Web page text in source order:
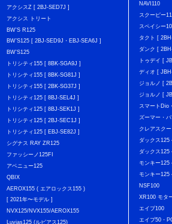
アクシスZ [ 2BJ-SED7J ]
アクシス トリート
BW'S R125
BW’S125 [ 2BJ-SED9J・EBJ-SEA6J ]
BW'S125
トリシティ155 [ 8BK-SGA9J ]
トリシティ155 [ 8BK-SG81J ]
トリシティ155 [ 2BK-SG37J ]
トリシティ125 [ 8BJ-SEL4J ]
トリシティ125 [ 8BJ-SEK1J ]
トリシティ125 [ 2BJ-SEC1J ]
トリシティ125 [ EBJ-SE82J ]
シグナス RAY ZR125
ファッシーノ125FI
アベニュー125
QBIX
AEROX155 ( エアロックス155 )
[ 2021年〜モデル ]
NVX125/NVX155/AEROX155
Luvias125 (ルビアス125)
NAVI110
スクーピー
スペイシー
タクト [
ダンク [
トゥデイ [
ディオ [
ジョルノ [
ジョルノ [
スマートDio
ズーマー・
クレアスク
ダックス
ダックス
モンキー
モンキー125
NSF100
XR100 モタ
エイプ100
エイプ50・